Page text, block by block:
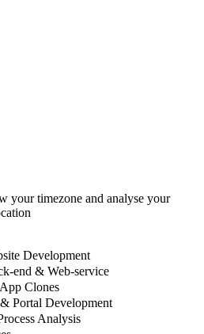
your timezone and analyse your
Development
end & Web-service
Clones
Portal Development
Analysis